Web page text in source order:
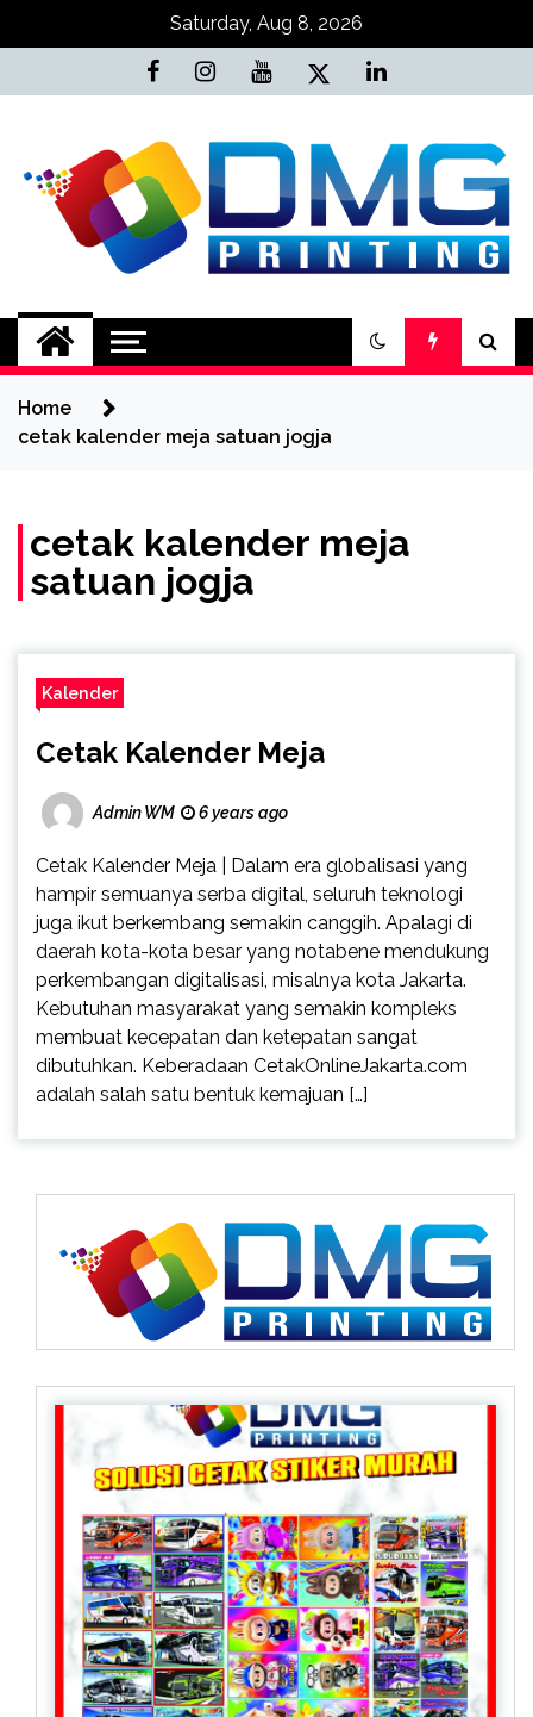
Saturday, Aug 8, 2026
Jasa Cetak Online
DMG Printing
Home
cetak kalender meja satuan jogja
cetak kalender meja
satuan jogja
Kalender
Cetak Kalender Meja
Admin WM 6 years ago
Cetak Kalender Meja | Dalam era globalisasi yang
hampir semuanya serba digital, seluruh teknologi
juga ikut berkembang semakin canggih. Apalagi di
daerah kota-kota besar yang notabene mendukung
perkembangan digitalisasi, misalnya kota Jakarta.
Kebutuhan masyarakat yang semakin kompleks
membuat kecepatan dan ketepatan sangat
dibutuhkan. Keberadaan CetakOnlineJakarta.com
adalah salah satu bentuk kemajuan […]